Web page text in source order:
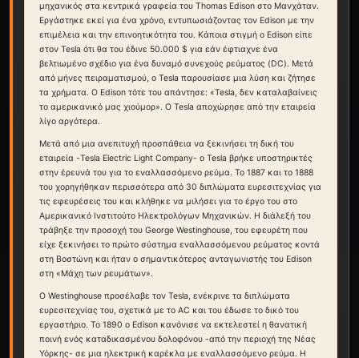
μηχανικός στα κεντρικά γραφεία του Thomas Edison στο Μανχάταν.
Εργάστηκε εκεί για ένα χρόνο, εντυπωσιάζοντας τον Edison με την
επιμέλεια και την επινοητικότητα του. Κάποια στιγμή ο Edison είπε
στον Tesla ότι θα του έδινε 50.000 $ για εάν έφτιαχνε ένα
βελτιωμένο σχέδιο για ένα δυναμό συνεχούς ρεύματος (DC). Μετά
από μήνες πειραματισμού, ο Tesla παρουσίασε μια λύση και ζήτησε
τα χρήματα. Ο Edison τότε του απάντησε: «Tesla, δεν καταλαβαίνεις
το αμερικανικό μας χιούμορ». Ο Tesla αποχώρησε από την εταιρεία
λίγο αργότερα.
Μετά από μια ανεπιτυχή προσπάθεια να ξεκινήσει τη δική του
εταιρεία -Tesla Electric Light Company- ο Tesla βρήκε υποστηρικτές
στην έρευνά του για το εναλλασσόμενο ρεύμα. Το 1887 και το 1888
του χορηγήθηκαν περισσότερα από 30 διπλώματα ευρεσιτεχνίας για
τις εφευρέσεις του και κλήθηκε να μιλήσει για το έργο του στο
Αμερικανικό Ινστιτούτο Ηλεκτρολόγων Μηχανικών. Η διάλεξή του
τράβηξε την προσοχή του George Westinghouse, του εφευρέτη που
είχε ξεκινήσει το πρώτο σύστημα εναλλασσόμενου ρεύματος κοντά
στη Βοστώνη και ήταν ο σημαντικότερος ανταγωνιστής του Edison
στη «Μάχη των ρευμάτων».
Ο Westinghouse προσέλαβε τον Tesla, ενέκρινε τα διπλώματα
ευρεσιτεχνίας του, σχετικά με το AC και του έδωσε το δικό του
εργαστήριο. Το 1890 ο Edison κανόνισε να εκτελεστεί η θανατική
ποινή ενός καταδικασμένου δολοφόνου -από την περιοχή της Νέας
Υόρκης- σε μια ηλεκτρική καρέκλα με εναλλασσόμενο ρεύμα. Η